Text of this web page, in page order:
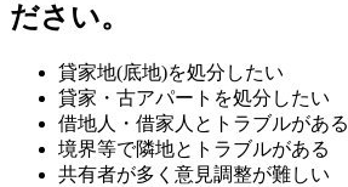
ださい。
貸家地(底地)を処分したい
貸家・古アパートを処分したい
借地人・借家人とトラブルがある
境界等で隣地とトラブルがある
共有者が多く意見調整が難しい